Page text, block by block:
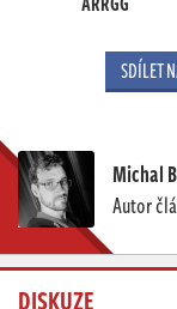
SDÍLET
Michal
Autor
DISKUZE